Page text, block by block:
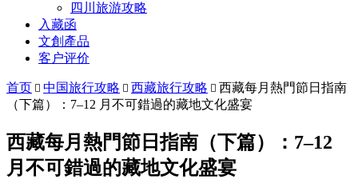
四川旅游攻略
入藏函
文創產品
客户评价
首页  中国旅行攻略  西藏旅行攻略  西藏每月熱門節日指南
（下篇）：7–12 月不可錯過的藏地文化盛宴
西藏每月熱門節日指南（下篇）：7–12
月不可錯過的藏地文化盛宴